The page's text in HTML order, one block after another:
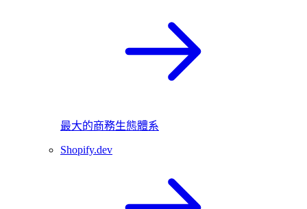
最大的商務生態體系
Shopify.dev